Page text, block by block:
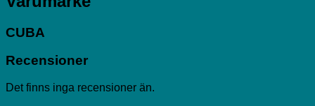
CUBA
Recensioner
Det finns inga recensioner än.